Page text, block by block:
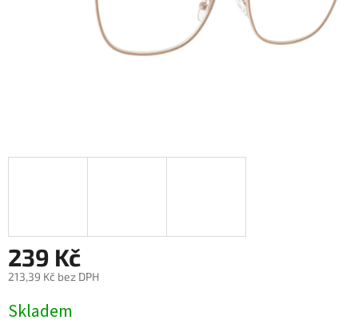
239 Kč
213,39 Kč bez DPH
cena:
Skladem